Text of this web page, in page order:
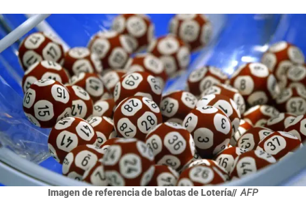
Imagen de referencia de balotas de Lotería// AFP